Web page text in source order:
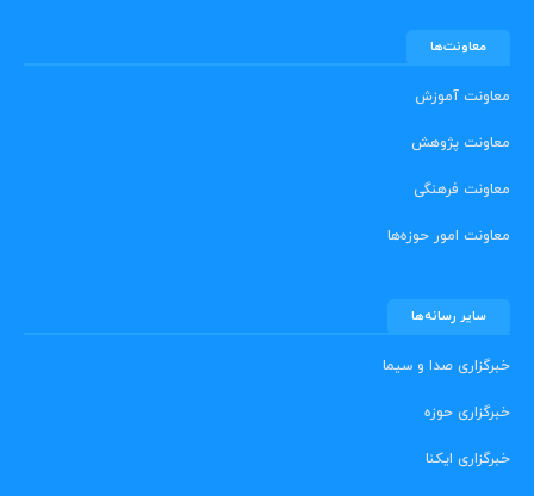
معاونت‌ها
معاونت آموزش
معاونت پژوهش
معاونت فرهنگی
معاونت امور حوزه‌ها
سایر رسانه‌ها
خبرگزاری صدا و سیما
خبرگزاری حوزه
خبرگزاری ایکنا